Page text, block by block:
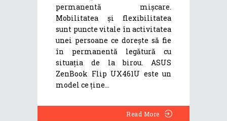
permanentă mișcare.
Mobilitatea și flexibilitatea
sunt puncte vitale în activitatea
unei persoane ce dorește să fie
în permanentă legătură cu
situația de la birou. ASUS
ZenBook Flip UX461U este un
model ce ține
Read More